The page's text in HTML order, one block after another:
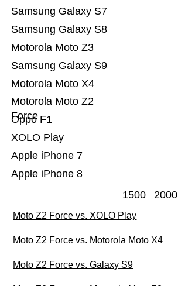
Apple iPhone 8
Apple iPhone 7
XOLO Play
Oppo F1
Motorola Moto Z2
Force
Motorola Moto X4
Samsung Galaxy S9
Motorola Moto Z3
Samsung Galaxy S8
Samsung Galaxy S7
1500 2000
Moto Z2 Force vs. XOLO Play
Moto Z2 Force vs. Motorola Moto X4
Moto Z2 Force vs. Galaxy S9